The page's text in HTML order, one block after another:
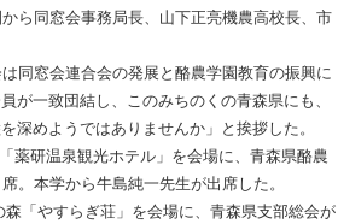
ら同窓会事務局長、山下正亮機農高校長、市
同窓会連合会の発展と酪農学園教育の振興に
が一致団結し、このみちのくの青森県にも、
深めようではありませんか」と挨拶した。
薬研温泉観光ホテル」を会場に、青森県酪農
。本学から牛島純一先生が出席した。
「やすらぎ荘」を会場に、青森県支部総会が